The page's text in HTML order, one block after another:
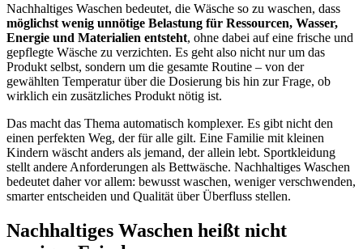
Nachhaltiges Waschen bedeutet, die Wäsche so zu waschen, dass
möglichst wenig unnötige Belastung für Ressourcen, Wasser,
Energie und Materialien entsteht, ohne dabei auf eine frische und
gepflegte Wäsche zu verzichten. Es geht also nicht nur um das
Produkt selbst, sondern um die gesamte Routine – von der
gewählten Temperatur über die Dosierung bis hin zur Frage, ob
wirklich ein zusätzliches Produkt nötig ist.
Das macht das Thema automatisch komplexer. Es gibt nicht den
einen perfekten Weg, der für alle gilt. Eine Familie mit kleinen
Kindern wäscht anders als jemand, der allein lebt. Sportkleidung
stellt andere Anforderungen als Bettwäsche. Nachhaltiges Waschen
bedeutet daher vor allem: bewusst waschen, weniger verschwenden,
smarter entscheiden und Qualität über Überfluss stellen.
Nachhaltiges Waschen heißt nicht